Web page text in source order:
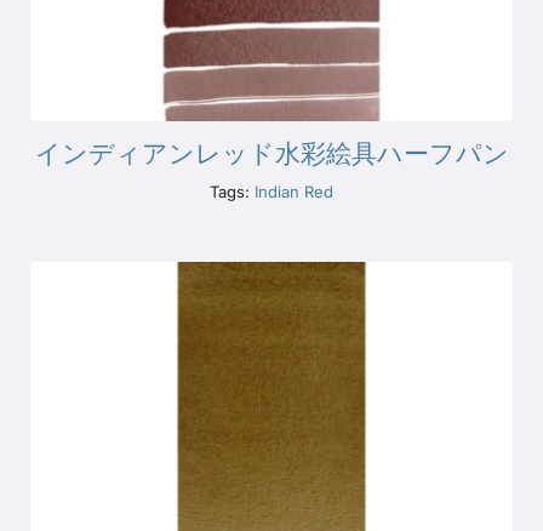
インディアンレッド水彩絵具ハーフパン
Tags: Indian Red